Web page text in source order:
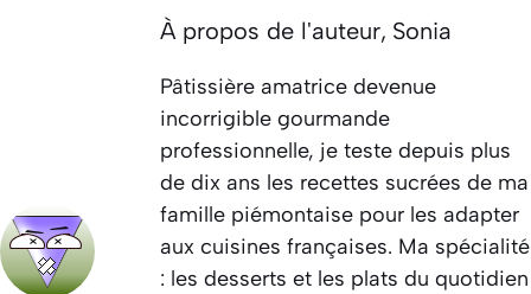
À propos de l'auteur, Sonia
Pâtissière amatrice devenue
incorrigible gourmande
professionnelle, je teste depuis plus
de dix ans les recettes sucrées de ma
famille piémontaise pour les adapter
aux cuisines françaises. Ma spécialité
: les desserts et les plats du quotidien